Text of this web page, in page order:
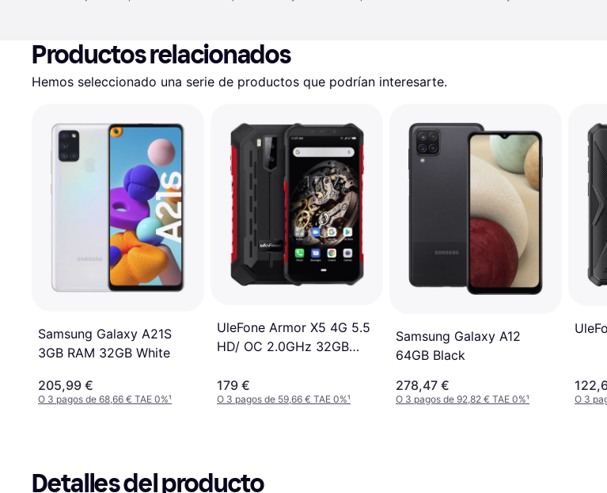
Productos relacionados
Hemos seleccionado una serie de productos que podrían interesarte.
Samsung Galaxy A21S
3GB RAM 32GB White
205,99 €
O 3 pagos de 68,66 € TAE 0%¹
UleFone Armor X5 4G 5.5
HD/ OC 2.0GHz 32GB
RAM/5MP/5500MHA/IP68
179 €
O 3 pagos de 59,66 € TAE 0%¹
Samsung Galaxy A12
64GB Black
278,47 €
O 3 pagos de 92,82 € TAE 0%¹ O 3
Detalles del producto